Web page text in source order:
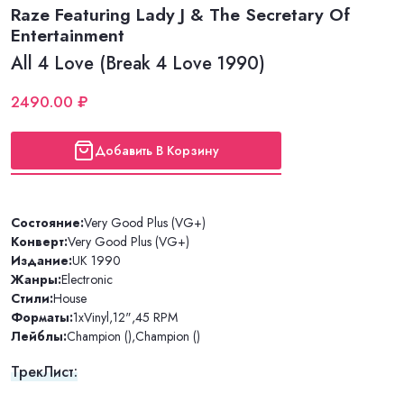
Raze Featuring Lady J & The Secretary Of
Entertainment
All 4 Love (Break 4 Love 1990)
2490.00 ₽
Добавить В Корзину
Состояние:Very Good Plus (VG+)
Конверт:Very Good Plus (VG+)
Издание:UK 1990
Жанры:Electronic
Стили:House
Форматы:1xVinyl,12",45 RPM
Лейблы:Champion (),Champion ()
ТрекЛист: